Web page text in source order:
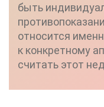
быть
относится
к конкретному
считать этот